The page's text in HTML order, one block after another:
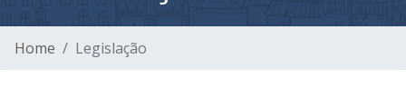
Home Legislação